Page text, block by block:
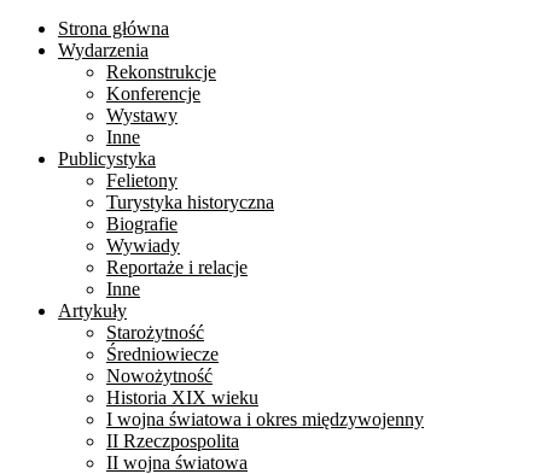
Strona główna
Wydarzenia
Rekonstrukcje
Konferencje
Wystawy
Inne
Publicystyka
Felietony
Turystyka historyczna
Biografie
Wywiady
Reportaże i relacje
Inne
Artykuły
Starożytność
Średniowiecze
Nowożytność
Historia XIX wieku
I wojna światowa i okres międzywojenny
II Rzeczpospolita
II wojna światowa